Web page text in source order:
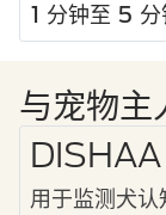
1 分钟至 5 分
与宠物主
用于监测犬认